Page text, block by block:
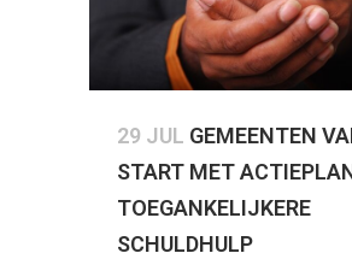
29 JUL GEMEENTEN
START MET
TOEGANKELIJKERE
SCHULDHULP